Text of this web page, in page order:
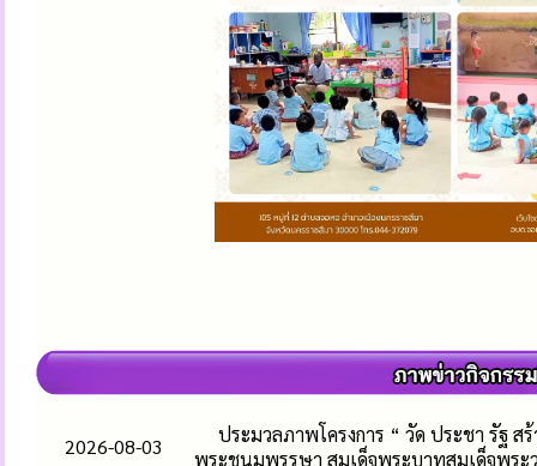
2026-08-03
ประมวลภาพโครงการ “ วัด ประชา รัฐ ส
พระชนมพรรษา สมเด็จพระบาทสมเด็จพระ